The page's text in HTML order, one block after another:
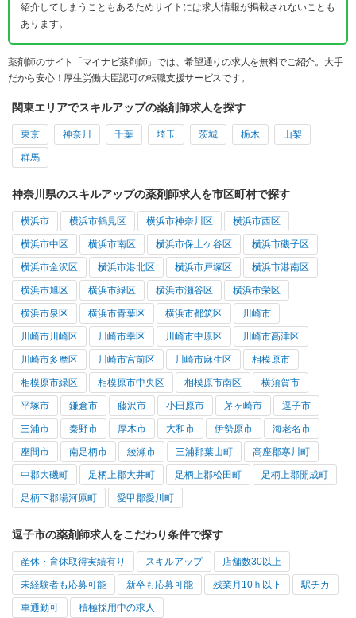
紹介してしまうこともあるためサイトには求人情報が掲載されないことも
あります。
薬剤師のサイト「マイナビ薬剤師」では、希望通りの求人を無料でご紹介。大手
だから安心！厚生労働大臣認可の転職支援サービスです。
関東エリアでスキルアップの薬剤師求人を探す
東京 神奈川 千葉 埼玉 茨城 栃木 山梨
群馬
神奈川県のスキルアップの薬剤師求人を市区町村で探す
横浜市 横浜市鶴見区 横浜市神奈川区 横浜市西区
横浜市中区 横浜市南区 横浜市保土ケ谷区 横浜市磯子区
横浜市金沢区 横浜市港北区 横浜市戸塚区 横浜市港南区
横浜市旭区 横浜市緑区 横浜市瀬谷区 横浜市栄区
横浜市泉区 横浜市青葉区 横浜市都筑区 川崎市
川崎市川崎区 川崎市幸区 川崎市中原区 川崎市高津区
川崎市多摩区 川崎市宮前区 川崎市麻生区 相模原市
相模原市緑区 相模原市中央区 相模原市南区 横須賀市
平塚市 鎌倉市 藤沢市 小田原市 茅ヶ崎市 逗子市
三浦市 秦野市 厚木市 大和市 伊勢原市 海老名市
座間市 南足柄市 綾瀬市 三浦郡葉山町 高座郡寒川町
中郡大磯町 足柄上郡大井町 足柄上郡松田町 足柄上郡開成町
足柄下郡湯河原町 愛甲郡愛川町
逗子市の薬剤師求人をこだわり条件で探す
産休・育休取得実績有り スキルアップ 店舗数30以上
未経験者も応募可能 新卒も応募可能 残業月10ｈ以下 駅チカ
車通勤可 積極採用中の求人